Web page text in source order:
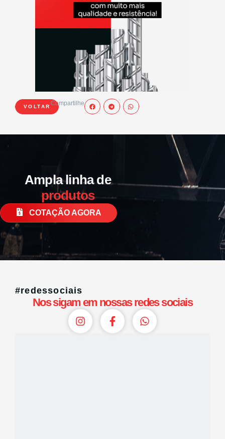
VOLTAR Compartilhe
Ampla linha de
produtos
COTAÇÃO AGORA
#redessociais
Nos sigam em nossas redes sociais